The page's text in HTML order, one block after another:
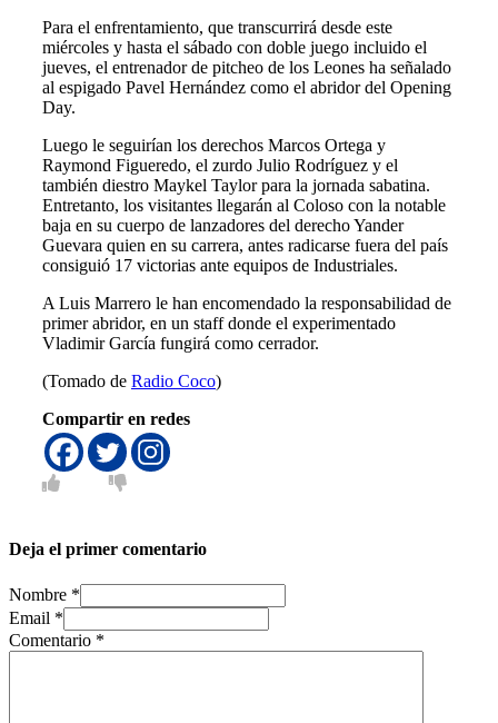
Para el enfrentamiento, que transcurrirá desde este
miércoles y hasta el sábado con doble juego incluido el
jueves, el entrenador de pitcheo de los Leones ha señalado
al espigado Pavel Hernández como el abridor del Opening
Day.
Luego le seguirían los derechos Marcos Ortega y
Raymond Figueredo, el zurdo Julio Rodríguez y el
también diestro Maykel Taylor para la jornada sabatina.
Entretanto, los visitantes llegarán al Coloso con la notable
baja en su cuerpo de lanzadores del derecho Yander
Guevara quien en su carrera, antes radicarse fuera del país
consiguió 17 victorias ante equipos de Industriales.
A Luis Marrero le han encomendado la responsabilidad de
primer abridor, en un staff donde el experimentado
Vladimir García fungirá como cerrador.
(Tomado de Radio Coco)
Compartir en redes
Deja el primer comentario
Nombre *
Email *
Comentario *